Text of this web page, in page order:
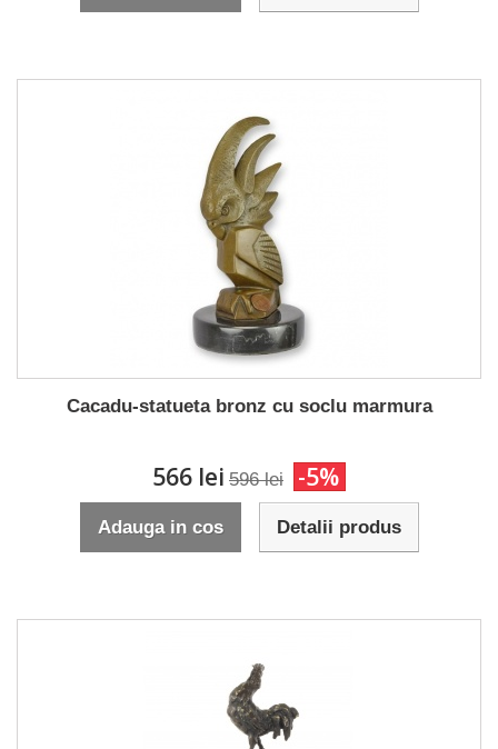
Cacadu-statueta bronz cu soclu marmura
566 lei 596 lei -5%
Adauga in cos Detalii produs